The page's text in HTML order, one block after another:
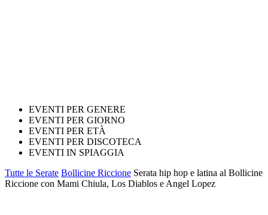
EVENTI PER GENERE
EVENTI PER GIORNO
EVENTI PER ETÀ
EVENTI PER DISCOTECA
EVENTI IN SPIAGGIA
Tutte le Serate Bollicine Riccione Serata hip hop e latina al Bollicine
Riccione con Mami Chiula, Los Diablos e Angel Lopez